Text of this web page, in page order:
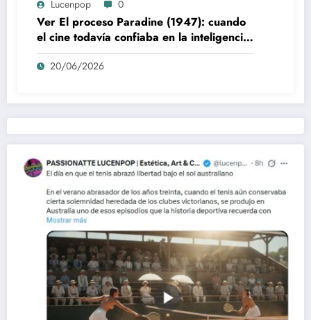
Lucenpop 0
Ver El proceso Paradine (1947): cuando
el cine todavía confiaba en la inteligencia
del espectador
20/06/2026